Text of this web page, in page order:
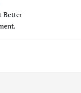
Better